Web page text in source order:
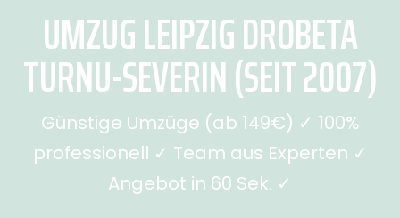
UMZUG LEIPZIG DROBETA
TURNU-SEVERIN (SEIT 2007)
Günstige Umzüge (ab 149€) ✓ 100%
professionell ✓ Team aus Experten ✓
Angebot in 60 Sek. ✓